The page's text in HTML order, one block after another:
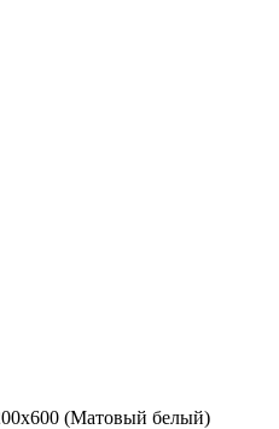
(Матовый белый)